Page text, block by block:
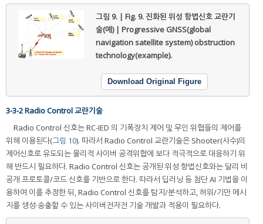
그림 9. | Fig. 9.진화된 위성 항법신호 교란기
술(예) | Progressive GNSS(global
navigation satellite system) obstruction
technology(example).
Download Original Figure
3-3-2 Radio Control 교란기술
Radio Control 신호는 RC-IED 의 기폭장치 제어 및 무인 위협들의 제어를
위해 이용된다(그림 10). 따라서 Radio Control 교란기술은 Shooter(사수)의
제어신호로 유도되는 물리적 사이버 공격위협에 보다 적극적으로 대응하기 위
해 반드시 필요하다. Radio Control 신호는 공개된 위성 항법신호와는 달리 비
공개 프로토콜/코드 신호를 기반으로 한다. 따라서 딥러닝 등 첨단 AI 기법을 이
용하여 이를 추정한 뒤, Radio Control 신호를 탐지/분석하고, 허위/기만 메시
지를 생성·송출할 수 있는 사이버전자전 기술 개발과 적용이 필요하다.